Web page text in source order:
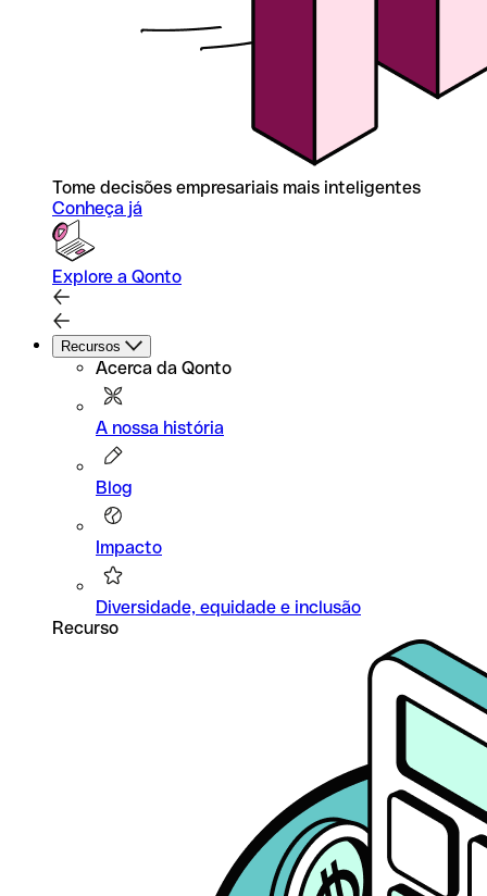
Tome decisões empresariais mais inteligentes
Conheça já
Explore a Qonto
Recursos
Acerca da Qonto
A nossa história
Blog
Impacto
Diversidade, equidade e inclusão
Recurso